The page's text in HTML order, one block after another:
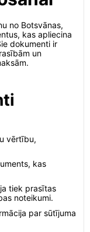
no Botsvānas,
kas apliecina
dokumenti ir
un
vērtību,
kas
tiek prasītas
noteikumi.
par sūtījuma